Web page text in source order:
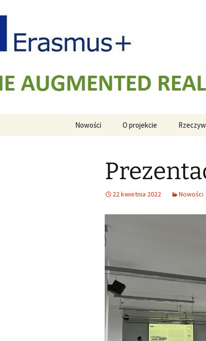
do
ARFAT
Nowości O projekcie
22 kwietnia 2022 Nowości